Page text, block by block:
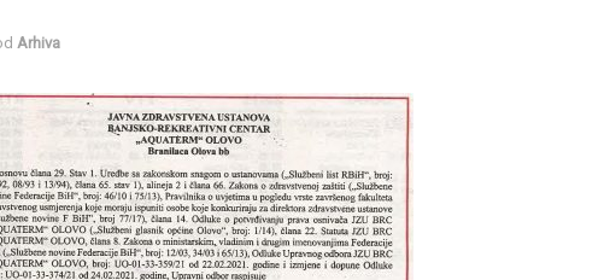
Arhiva